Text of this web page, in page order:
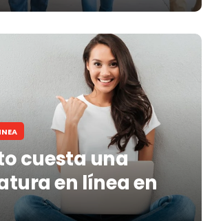
cuesta una
en línea en